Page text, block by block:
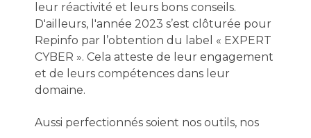
leur réactivité et leurs bons conseils.
D'ailleurs, l'année 2023 s’est clôturée pour
Repinfo par l’obtention du label « EXPERT
CYBER ». Cela atteste de leur engagement
et de leurs compétences dans leur
domaine.
Aussi perfectionnés soient nos outils, nos